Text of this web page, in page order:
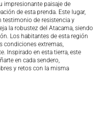
impresionante paisaje de
de esta prenda. Este lugar,
testimonio de resistencia y
la robustez del Atacama, siendo
Los habitantes de esta región
condiciones extremas,
Inspirado en esta tierra, este
en cada sendero,
y retos con la misma